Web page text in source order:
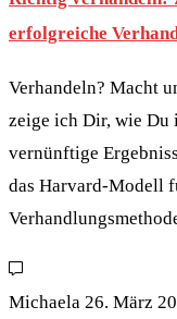
erfolgreiche
Verhandeln? Macht
zeige ich Dir, wie Du
vernünftige
das Harvard-Modell
Michaela 26. März